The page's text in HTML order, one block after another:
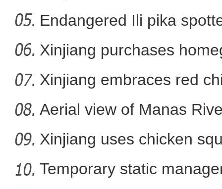
2022年前7月阿拉山口口岸
Endangered Ili pika
Xinjiang purchases
f
Xinjiang embraces red
Aerial view of Manas
Xinjiang uses chicken
Temporary static